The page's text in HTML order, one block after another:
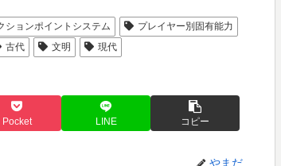
ションポイントシステム
プレイヤー別固有能力
古代 文明 現代
Pocket LINE コピー
やまだ